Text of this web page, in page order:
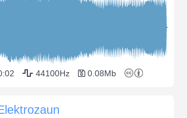
44100Hz 0.08Mb